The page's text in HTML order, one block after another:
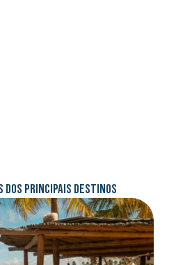
DOS PRINCIPAIS DESTINOS